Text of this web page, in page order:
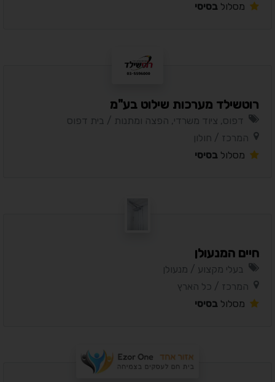
מסלול בסיסי
רוטשילד מערכות שילוט בע"מ
דפוס, ציוד משרדי, הפצה ומתנות / בית דפוס
המרכז / חולון
מסלול בסיסי
חיים המנעולן
בעלי מקצוע / מנעולן
המרכז / כל הארץ
מסלול בסיסי